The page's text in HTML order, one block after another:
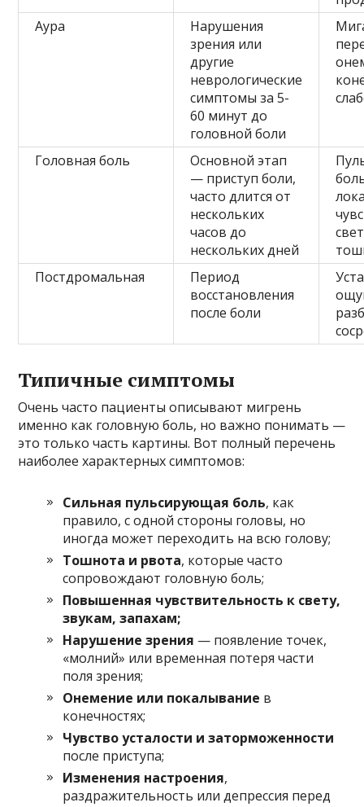
Аура
Нарушения
зрения или
другие
неврологические
симптомы за 5-
60 минут до
головной боли
Головная боль
Основной этап
— приступ боли,
часто длится от
нескольких
часов до
нескольких дней
Постдромальная
Период
восстановления
после боли
Типичные симптомы
Очень часто пациенты описывают мигрень
именно как головную боль, но важно понимать —
это только часть картины. Вот полный перечень
наиболее характерных симптомов:
Сильная пульсирующая боль, как
правило, с одной стороны головы, но
иногда может переходить на всю голову;
Тошнота и рвота, которые часто
сопровождают головную боль;
Повышенная чувствительность к свету,
звукам, запахам;
Нарушение зрения — появление точек,
«молний» или временная потеря части
поля зрения;
Онемение или покалывание в
конечностях;
Чувство усталости и заторможенности
после приступа;
Изменения настроения,
раздражительность или депрессия перед